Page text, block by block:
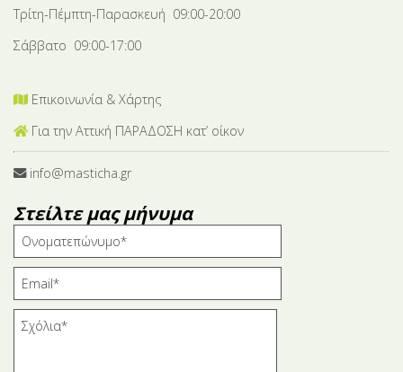
Τρίτη-Πέμπτη-Παρασκευή 09:00-20:00
Σάββατο 09:00-17:00
Επικοινωνία & Χάρτης
Για την Αττική ΠΑΡΑΔΟΣΗ κατ’ οίκον
info@masticha.gr
Στείλτε μας μήνυμα